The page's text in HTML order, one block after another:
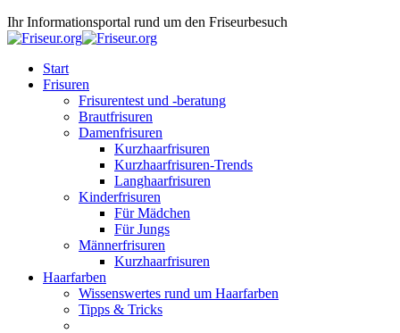
Ihr Informationsportal rund um den Friseurbesuch
Start
Frisuren
Frisurentest und -beratung
Brautfrisuren
Damenfrisuren
Kurzhaarfrisuren
Kurzhaarfrisuren-Trends
Langhaarfrisuren
Kinderfrisuren
Für Mädchen
Für Jungs
Männerfrisuren
Kurzhaarfrisuren
Haarfarben
Wissenswertes rund um Haarfarben
Tipps & Tricks